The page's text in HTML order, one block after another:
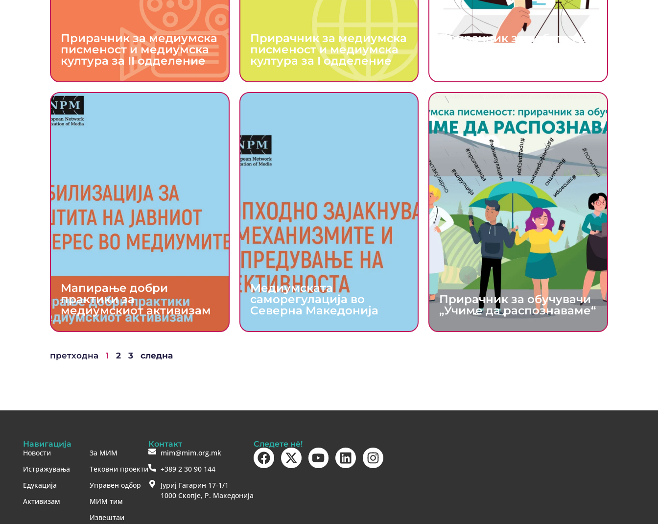
Прирачник за медиумска
писменост и медиумска
култура за II одделение
Прирачник за медиумска
писменост и медиумска
култура за I одделение
Прирачник за работа на
Мапирање добри
практики за
медиумскиот активизам
Медиумската
саморегулација во
Северна Македонија
Прирачник за обучувачи
„Учиме да распознаваме“
претходна 1 2 3 следна
Навигација
Новости
Истражувања
Едукација
Активизам
За МИМ
Тековни проекти
Управен одбор
МИМ тим
Извештаи
Контакт
mim@mim.org.mk
+389 2 30 90 144
Јуриј Гагарин 17-1/1
1000 Скопје, Р. Македонија
Следете нè!